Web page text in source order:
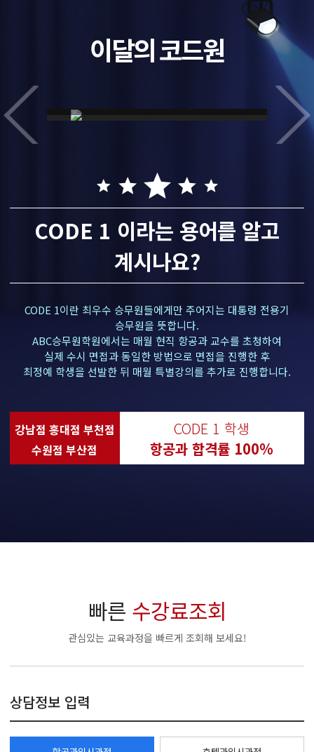
이달의 코드원
CODE 1 이라는 용어를 알고
계시나요?
CODE 1이란 최우수 승무원들에게만 주어지는 대통령 전용기
승무원을 뜻합니다.
ABC승무원학원에서는 매월 현직 항공과 교수를 초청하여
실제 수시 면접과 동일한 방법으로 면접을 진행한 후
최정예 학생을 선발한 뒤 매월 특별강의를 추가로 진행합니다.
강남점 홍대점 부천점
수원점 부산점
CODE 1 학생
항공과 합격률 100%
빠른 수강료조회
관심있는 교육과정을 빠르게 조회해 보세요!
상담정보 입력